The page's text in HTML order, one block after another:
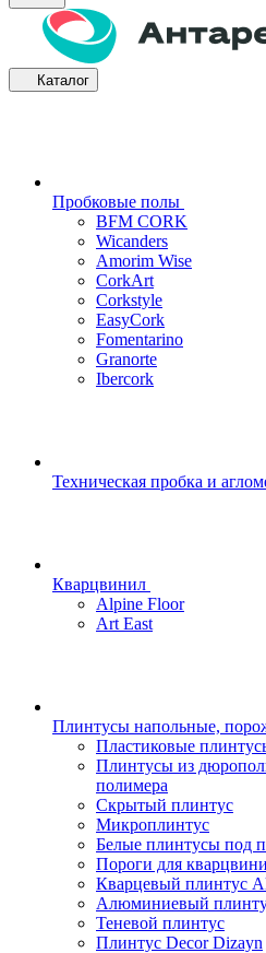
Каталог
Пробковые полы
BFM CORK
Wicanders
Amorim Wise
CorkArt
Corkstyle
EasyCork
Fomentarino
Granorte
Ibercork
Техническая пробка и
Кварцвинил
Alpine Floor
Art East
Плинтусы напольные,
Пластиковые
Плинтусы из
полимера
Скрытый плинтус
Микроплинтус
Белые плинтусы под
Пороги для
Кварцевый плинтус
Алюминиевый
Теневой плинтус
Плинтус Decor Dizayn